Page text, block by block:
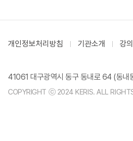
개인정보처리방침 기관소개 강
41061 대구광역시 동구 동내로 64 (동내
COPYRIGHT ⓒ 2024 KERIS. ALL